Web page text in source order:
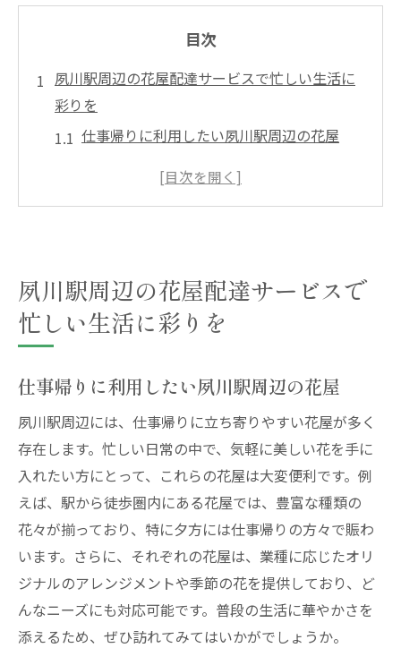
目次
夙川駅周辺の花屋配達サービスで忙しい生活に
彩りを
仕事帰りに利用したい夙川駅周辺の花屋
夙川駅近くで見つける便利な花屋配達サー
特別な日を彩る夙川駅周辺の花屋の魅力
夙川駅周辺の花屋で日常に彩りを添える方
法
オンライン注文が可能な夙川駅の花屋で手軽に
花を届ける
オンラインで注文できる夙川駅周辺の花屋
夙川駅近くの花屋でオンライン注文する利
点
オンライン注文で手に入れる夙川駅周辺の
新鮮な花々
夙川駅周辺の花屋のオンライン注文方法
特別な日をオンラインで彩る夙川駅の花屋
夙川駅周辺の花屋配達サービスで
忙しい生活に彩りを
仕事帰りに利用したい夙川駅周辺の花屋
夙川駅周辺には、仕事帰りに立ち寄りやすい花屋が多く
存在します。忙しい日常の中で、気軽に美しい花を手に
入れたい方にとって、これらの花屋は大変便利です。例
えば、駅から徒歩圏内にある花屋では、豊富な種類の
花々が揃っており、特に夕方には仕事帰りの方々で賑わ
います。さらに、それぞれの花屋は、業種に応じたオリ
ジナルのアレンジメントや季節の花を提供しており、ど
んなニーズにも対応可能です。普段の生活に華やかさを
添えるため、ぜひ訪れてみてはいかがでしょうか。